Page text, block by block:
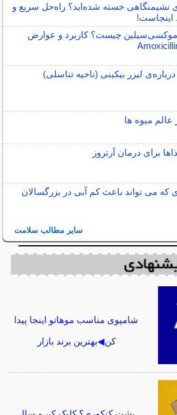
نشیمنگاهی خسته شده‌اید؟ راه‌حل سریع و
اینجاست!
چیست؟ کاربرد و عوارض
لیزر بیکینی (ناحیه تناسلی)
میوه‌ ها
برای درمان آرتروز
که می تواند باعث کم آبی در بزرگسالان
سایر مطالب سلامت
شامپوی مناسب موهاتو اینجا پیدا
کن◀بهترین برند بازار